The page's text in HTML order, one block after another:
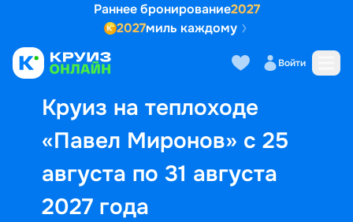
Раннее бронирование2027
2027миль каждому
Войти
Круиз на теплоходе
«Павел Миронов» с 25
августа по 31 августа
2027 года
Выбор кают Маршрут и